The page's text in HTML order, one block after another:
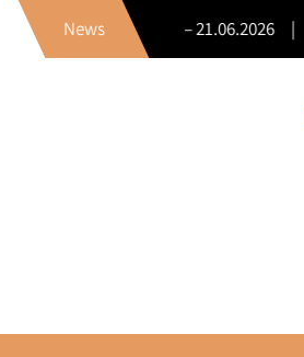
News
Spirit-Festival – 21.06.2026 |